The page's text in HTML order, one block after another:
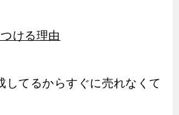
ける理由
してるからすぐに売れなくて